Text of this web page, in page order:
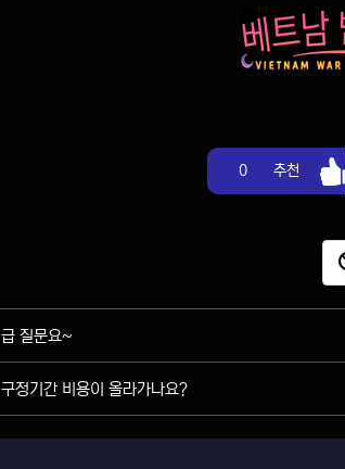
0 추천추천
급 질문요~
구정기간 비용이 올라가나요?